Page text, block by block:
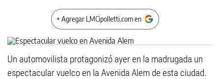
+ Agregar LMCipolletti.com en
Un automovilista protagonizó ayer en la madrugada un
espectacular vuelco en la Avenida Alem de esta ciudad.